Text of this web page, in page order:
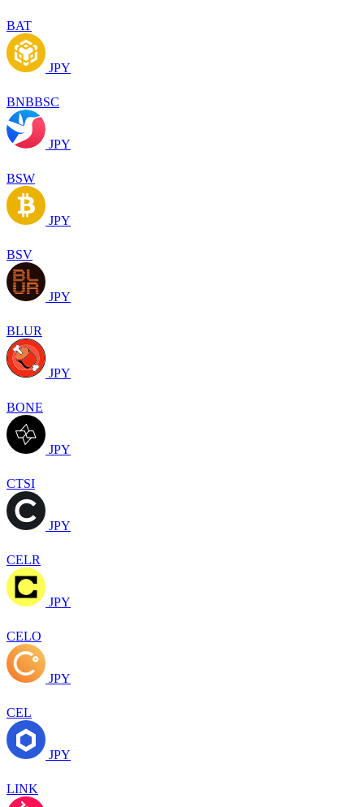
BAT
JPY
BNBBSC
JPY
BSW
JPY
BSV
JPY
BLUR
JPY
BONE
JPY
CTSI
JPY
CELR
JPY
CELO
JPY
CEL
JPY
LINK